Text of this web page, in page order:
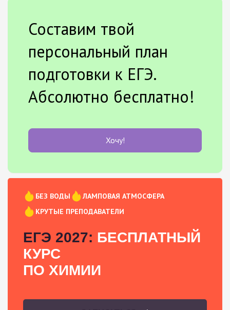
Составим твой
персональный план
подготовки к ЕГЭ.
Абсолютно бесплатно!
Хочу!
БЕЗ ВОДЫ
ЛАМПОВАЯ АТМОСФЕРА
КРУТЫЕ ПРЕПОДАВАТЕЛИ
ЕГЭ 2027: БЕСПЛАТНЫЙ
КУРС
ПО ХИМИИ